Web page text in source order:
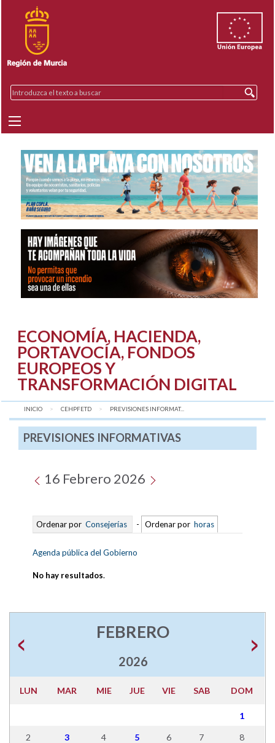
ECONOMÍA, HACIENDA,
PORTAVOCÍA, FONDOS
EUROPEOS Y
TRANSFORMACIÓN DIGITAL
INICIO CEHPFETD AQUÍ:
PREVISIONES INFORMAT...
PREVISIONES INFORMATIVAS
16 Febrero 2026
Ordenar por Consejerías - Ordenar por horas
Agenda pública del Gobierno
No hay resultados.
FEBRERO
2026
LUN MAR MIE JUE VIE SAB DOM
1
2 3 4 5 6 7 8